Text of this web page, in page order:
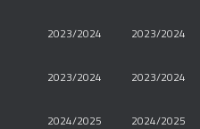
2023/2024 2023/2024
2023/2024 2023/2024
2024/2025 2024/2025